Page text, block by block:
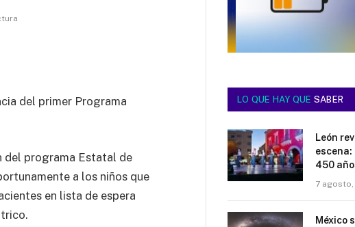
del primer Programa
del programa Estatal de
a los niños que
en lista de espera
LO QUE HAY QUE SABER
León
450
7 agosto,
México